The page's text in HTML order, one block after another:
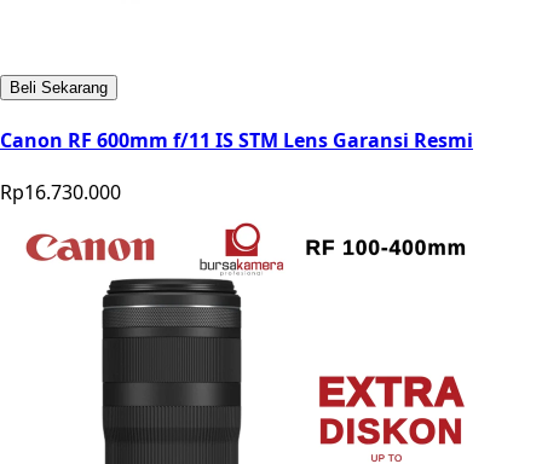
Beli Sekarang
Canon RF 600mm f/11 IS STM Lens Garansi Resmi
Rp16.730.000